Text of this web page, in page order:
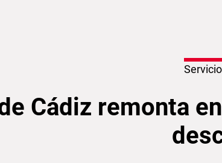
en marzo
Cádiz remonta